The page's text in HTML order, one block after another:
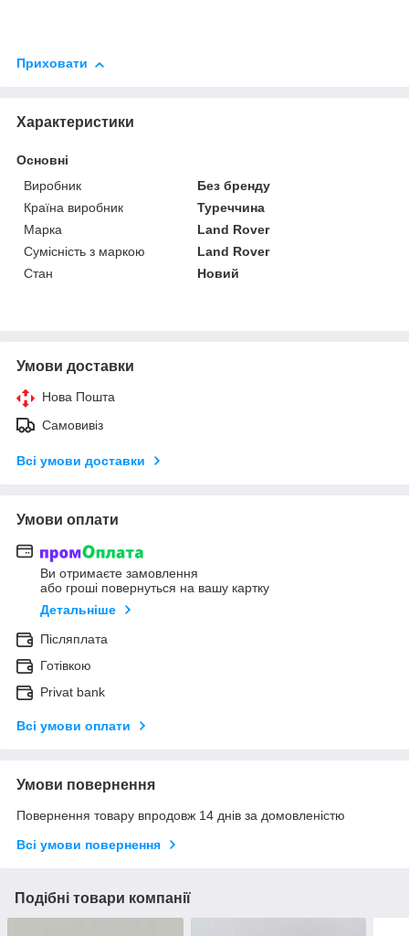
Приховати
Характеристики
Основні
Виробник
Без бренду
Країна виробник
Туреччина
Марка
Land Rover
Сумісність з маркою
Land Rover
Стан
Новий
Умови доставки
Нова Пошта
Самовивіз
Всі умови доставки
Умови оплати
Ви отримаєте замовлення
або гроші повернуться на вашу картку
Детальніше
Післяплата
Готівкою
Privat bank
Всі умови оплати
Умови повернення
Повернення товару впродовж 14 днів за домовленістю
Всі умови повернення
Подібні товари компанії